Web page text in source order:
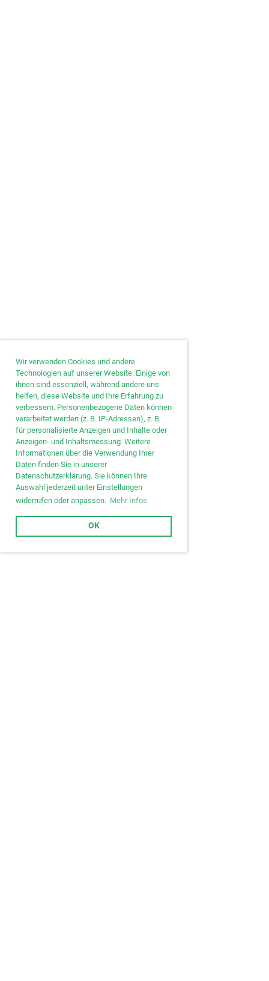
Wir verwenden Cookies und andere
Technologien auf unserer Website. Einige von
ihnen sind essenziell, während andere uns
helfen, diese Website und Ihre Erfahrung zu
verbessern. Personenbezogene Daten können
verarbeitet werden (z. B. IP-Adressen), z. B.
für personalisierte Anzeigen und Inhalte oder
Anzeigen- und Inhaltsmessung. Weitere
Informationen über die Verwendung Ihrer
Daten finden Sie in unserer
Datenschutzerklärung. Sie können Ihre
Auswahl jederzeit unter Einstellungen
widerrufen oder anpassen. Mehr Infos
OK